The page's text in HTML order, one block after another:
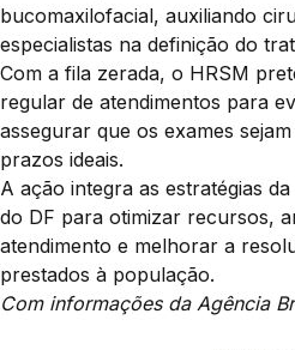
bucomaxilofacial, auxiliando
especialistas na definição do
Com a fila zerada, o HRSM
regular de atendimentos para
assegurar que os exames
prazos ideais.
A ação integra as estratégias
do DF para otimizar recursos,
atendimento e melhorar a
prestados à população.
Com informações da Agência